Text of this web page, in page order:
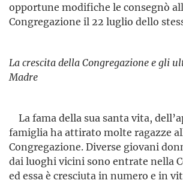
opportune modifiche le consegnò
Congregazione il 22 luglio dello
La crescita della Congregazione e gli
Madre
La fama della sua santa vita,
famiglia ha attirato molte ragazze
Congregazione. Diverse giovani
dai luoghi vicini sono entrate nella
ed essa è cresciuta in numero e in